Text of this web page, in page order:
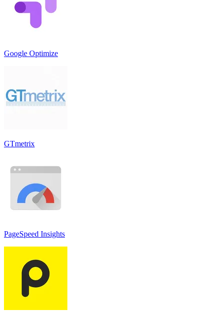
Google Optimize
GTmetrix
PageSpeed Insights